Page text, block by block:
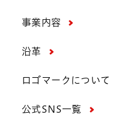
事業内容
沿革
ロゴマークについて
公式SNS一覧